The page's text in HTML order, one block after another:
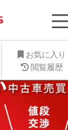
る中古車個人
安く中古車
を手放したい
驚きの価格で
り組みます。
お気に入り
閲覧履歴